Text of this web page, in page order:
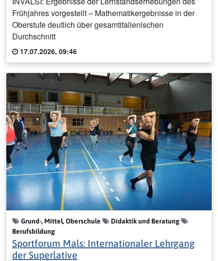
Frühjahres vorgestellt – Mathematikergebnisse in der
Oberstufe deutlich über gesamtitalienischen
Durchschnitt
17.07.2026, 09:46
Grund-, Mittel, Oberschule
Didaktik und Beratung
Berufsbildung
Sportforum Mals: Internationaler Lehrgang
der Superlative